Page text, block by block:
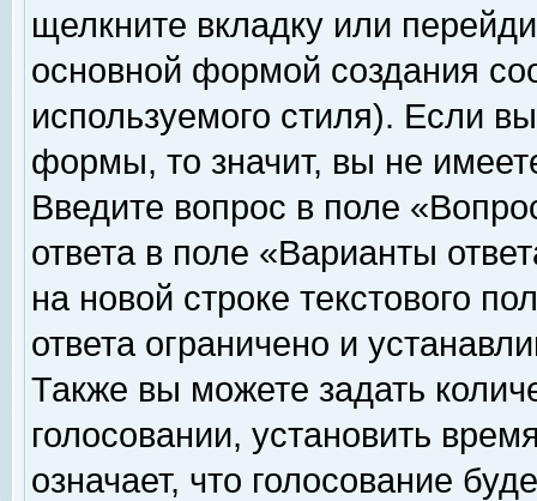
щелкните вкладку или
основной формой создания
используемого стиля). Если
формы, то значит, вы не
Введите вопрос в поле
ответа в поле «Варианты
на новой строке текстового
ответа ограничено и
Также вы можете задать
голосовании, установить
означает, что голосование